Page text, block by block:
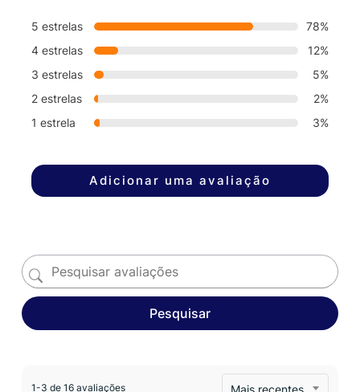
5 estrelas
78%
4 estrelas
12%
3 estrelas
5%
2 estrelas
2%
1 estrela
3%
Adicionar uma avaliação
Pesquisar
1-3 de 16 avaliações Mais recentes